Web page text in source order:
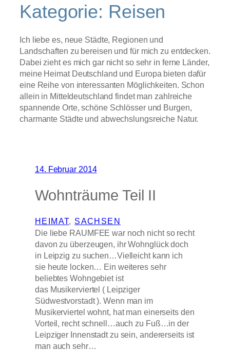
Kategorie: Reisen
Ich liebe es, neue Städte, Regionen und
Landschaften zu bereisen und für mich zu entdecken.
Dabei zieht es mich gar nicht so sehr in ferne Länder,
meine Heimat Deutschland und Europa bieten dafür
eine Reihe von interessanten Möglichkeiten. Schon
allein in Mitteldeutschland findet man zahlreiche
spannende Orte, schöne Schlösser und Burgen,
charmante Städte und abwechslungsreiche Natur.
14. Februar 2014
Wohnträume Teil II
HEIMAT, SACHSEN
Die liebe RAUMFEE war noch nicht so recht
davon zu überzeugen, ihr Wohnglück doch
in Leipzig zu suchen…Vielleicht kann ich
sie heute locken… Ein weiteres sehr
beliebtes Wohngebiet ist
das Musikerviertel ( Leipziger
Südwestvorstadt ). Wenn man im
Musikerviertel wohnt, hat man einerseits den
Vorteil, recht schnell…auch zu Fuß…in der
Leipziger Innenstadt zu sein, andererseits ist
man auch sehr…